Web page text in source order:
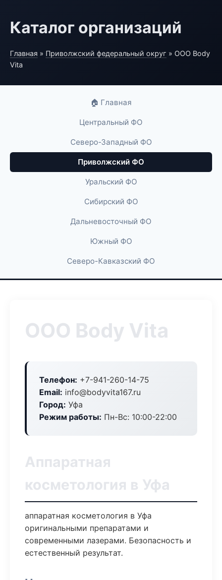
Каталог организаций
Главная » Приволжский федеральный округ » ООО Body
Vita
🏠 Главная
Центральный ФО
Северо-Западный ФО
Приволжский ФО
Уральский ФО
Сибирский ФО
Дальневосточный ФО
Южный ФО
Северо-Кавказский ФО
ООО Body Vita
Телефон: +7-941-260-14-75
Email: info@bodyvita167.ru
Город: Уфа
Режим работы: Пн-Вс: 10:00-22:00
Аппаратная
косметология в Уфа
аппаратная косметология в Уфа
оригинальными препаратами и
современными лазерами. Безопасность и
естественный результат.